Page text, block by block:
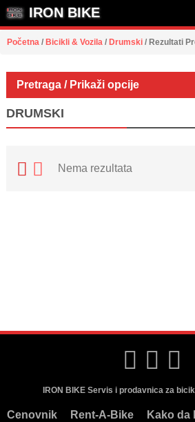
IRON BIKE
Početna / Bicikli & Vozila / Drumski / Rezultati
Pretraga / Prikaži opcije
DRUMSKI
Nema rezultata
IRON BIKE Servis i prodavnica za
Cenovnik Rent-A-Bike Kako da